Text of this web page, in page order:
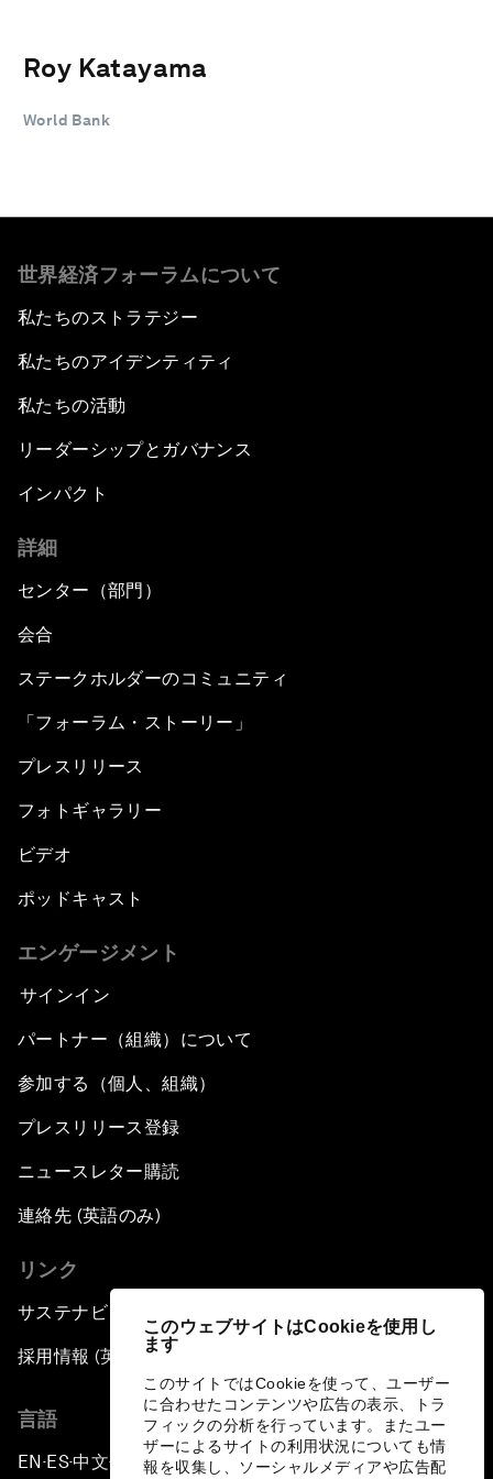
このウェブサイトはCookieを使用し
ます
このサイトではCookieを使って、ユーザー
に合わせたコンテンツや広告の表示、トラ
フィックの分析を行っています。またユー
ザーによるサイトの利用状況についても情
報を収集し、ソーシャルメディアや広告配
Roy Katayama
World Bank
世界経済フォーラムについて
私たちのストラテジー
私たちのアイデンティティ
私たちの活動
リーダーシップとガバナンス
インパクト
詳細
センター（部門）
会合
ステークホルダーのコミュニティ
「フォーラム・ストーリー」
プレスリリース
フォトギャラリー
ビデオ
ポッドキャスト
エンゲージメント
サインイン
パートナー（組織）について
参加する（個人、組織）
プレスリリース登録
ニュースレター購読
連絡先 (英語のみ)
リンク
サステナビリティへの取り組み
採用情報 (英語のみ)
言語
EN ▪ES▪中文▪ 日本語